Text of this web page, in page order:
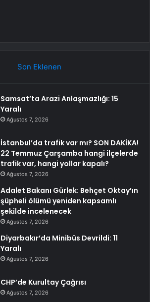
Son Eklenen
Samsat’ta Arazi Anlaşmazlığı: 15
Yaralı
Ağustos 7, 2026
İstanbul’da trafik var mı? SON DAKİKA!
22 Temmuz Çarşamba hangi ilçelerde
trafik var, hangi yollar kapalı?
Ağustos 7, 2026
Adalet Bakanı Gürlek: Behçet Oktay’ın
şüpheli ölümü yeniden kapsamlı
şekilde incelenecek
Ağustos 7, 2026
Diyarbakır’da Minibüs Devrildi: 11
Yaralı
Ağustos 7, 2026
CHP’de Kurultay Çağrısı
Ağustos 7, 2026